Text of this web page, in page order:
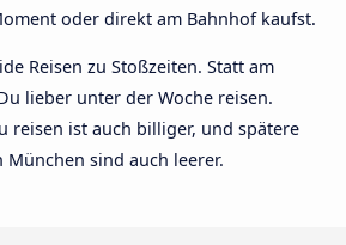
oder direkt am Bahnhof kaufst.
Reisen zu Stoßzeiten. Statt am
lieber unter der Woche reisen.
reisen ist auch billiger, und spätere
München sind auch leerer.